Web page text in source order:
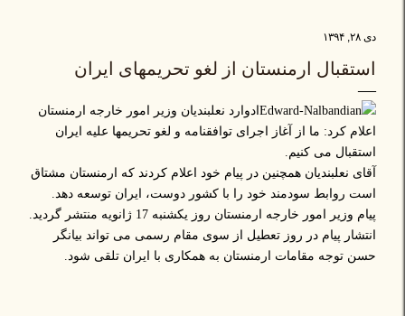
دی ۲۸, ۱۳۹۴
استقبال ارمنستان از لغو تحریمهای ایران
ادوارد نعلبندیان وزیر امور خارجه ارمنستان
اعلام کرد: ما از آغاز اجرای توافقنامه و لغو تحریمها علیه ایران
استقبال می کنیم.
آقای نعلبندیان همچنین در پیام خود اعلام کردند که ارمنستان مشتاق
است روابط سودمند خود را با کشور دوست، ایران توسعه دهد.
پیام وزیر امور خارجه ارمنستان روز یکشنبه 17 ژانویه منتشر گردید.
انتشار پیام در روز تعطیل از سوی مقام رسمی می تواند بیانگر
حسن توجه مقامات ارمنستان به همکاری با ایران تلقی شود.